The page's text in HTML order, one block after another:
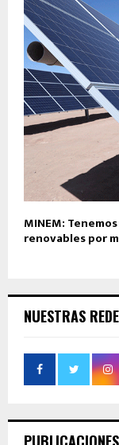
MINEM:
renovables por
NUESTRAS